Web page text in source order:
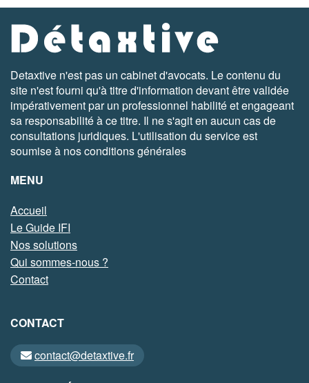
Detaxtive n'est pas un cabinet d'avocats. Le contenu du
site n'est fourni qu'à titre d'information devant être validée
impérativement par un professionnel habilité et engageant
sa responsabilité à ce titre. Il ne s'agit en aucun cas de
consultations juridiques. L'utilisation du service est
soumise à nos conditions générales
MENU
Accueil
Le Guide IFI
Nos solutions
Qui sommes-nous ?
Contact
CONTACT
contact@detaxtive.fr